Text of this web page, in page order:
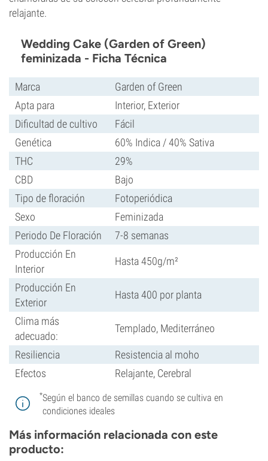
relajante.
Wedding Cake (Garden of Green)
feminizada - Ficha Técnica
Marca
Garden of Green
Apta para
Interior, Exterior
Dificultad de cultivo
Fácil
Genética
60% Indica / 40% Sativa
THC
29%
CBD
Bajo
Tipo de floración
Fotoperiódica
Sexo
Feminizada
Periodo De Floración
7-8 semanas
Producción En
Interior
Hasta 450g/m²
Producción En
Exterior
Hasta 400 por planta
Clima más
adecuado:
Templado, Mediterráneo
Resiliencia
Resistencia al moho
Efectos
Relajante, Cerebral
*Según el banco de semillas cuando se cultiva en
condiciones ideales
Más información relacionada con este
producto: